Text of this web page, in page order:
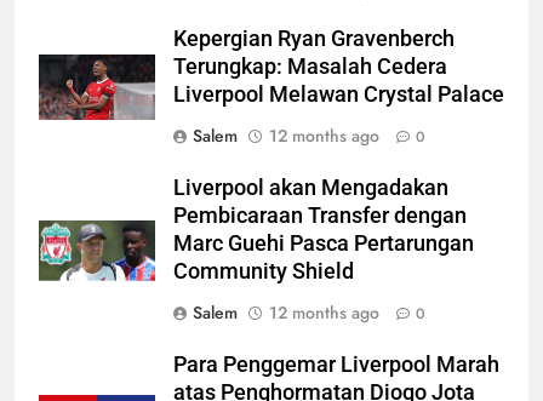
Kepergian Ryan Gravenberch
Terungkap: Masalah Cedera
Liverpool Melawan Crystal Palace
Salem
12 months ago 0
Liverpool akan Mengadakan
Pembicaraan Transfer dengan
Marc Guehi Pasca Pertarungan
Community Shield
Salem
12 months ago 0
Para Penggemar Liverpool Marah
atas Penghormatan Diogo Jota